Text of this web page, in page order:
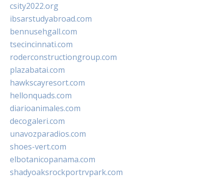
csity2022.org
ibsarstudyabroad.com
bennusehgall.com
tsecincinnati.com
roderconstructiongroup.com
plazabatai.com
hawkscayresort.com
hellonquads.com
diarioanimales.com
decogaleri.com
unavozparadios.com
shoes-vert.com
elbotanicopanama.com
shadyoaksrockportrvpark.com